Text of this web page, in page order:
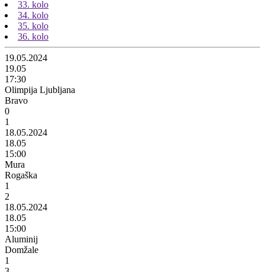
33. kolo
34. kolo
35. kolo
36. kolo
19.05.2024
19.05
17:30
Olimpija Ljubljana
Bravo
0
1
18.05.2024
18.05
15:00
Mura
Rogaška
1
2
18.05.2024
18.05
15:00
Aluminij
Domžale
1